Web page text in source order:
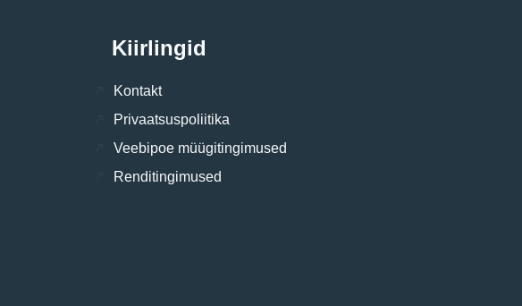
Kiirlingid
Kontakt
Privaatsuspoliitika
Veebipoe müügitingimused
Renditingimused